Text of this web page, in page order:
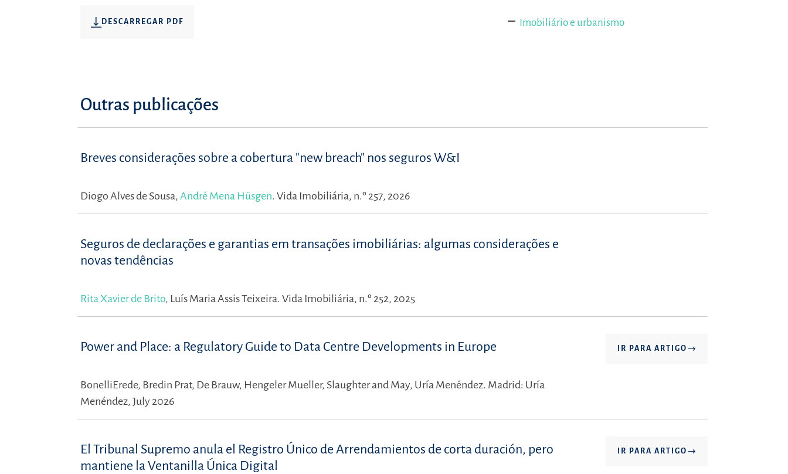
DESCARREGAR PDF Imobiliário e urbanismo
Outras publicações
Breves considerações sobre a cobertura "new breach" nos seguros W&I
Diogo Alves de Sousa, André Mena Hüsgen. Vida Imobiliária, n.º 257, 2026
Seguros de declarações e garantias em transações imobiliárias: algumas considerações e
novas tendências
Rita Xavier de Brito, Luís Maria Assis Teixeira. Vida Imobiliária, n.º 252, 2025
Power and Place: a Regulatory Guide to Data Centre Developments in Europe IR PARA ARTIGO
BonelliErede, Bredin Prat, De Brauw, Hengeler Mueller, Slaughter and May, Uría Menéndez. Madrid: Uría
Menéndez, July 2026
El Tribunal Supremo anula el Registro Único de Arrendamientos de corta duración, pero
mantiene la Ventanilla Única Digital
IR PARA ARTIGO